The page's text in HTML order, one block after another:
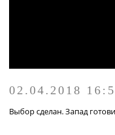
02.04.2018
Выбор сделан. Запад